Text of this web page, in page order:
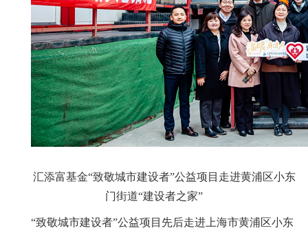
汇添富基金“致敬城市建设者”公益项目走进黄浦区小东
门街道“建设者之家”
“致敬城市建设者”公益项目先后走进上海市黄浦区小东